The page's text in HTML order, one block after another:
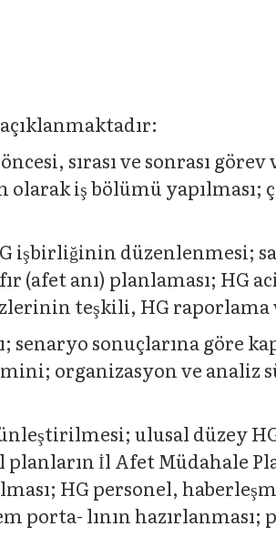
sırası ve sonrası
iş bölümü yapılması;
işbirliğinin düzenlenmesi;
(afet anı) planlaması;
teşkili, HG
senaryo sonuçlarına göre
organizasyon ve analiz
ulusal düzey
planların İl Afet Müdahale
HG personel,
porta- lının hazırlanması;